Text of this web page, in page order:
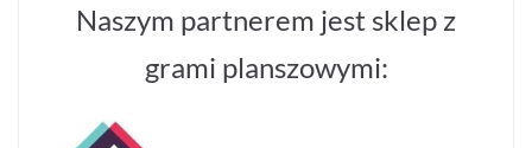
Naszym partnerem jest sklep z
grami planszowymi: